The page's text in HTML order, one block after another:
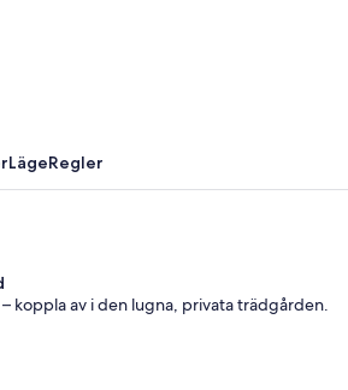
LägeRegler
koppla av i den lugna, privata trädgården.